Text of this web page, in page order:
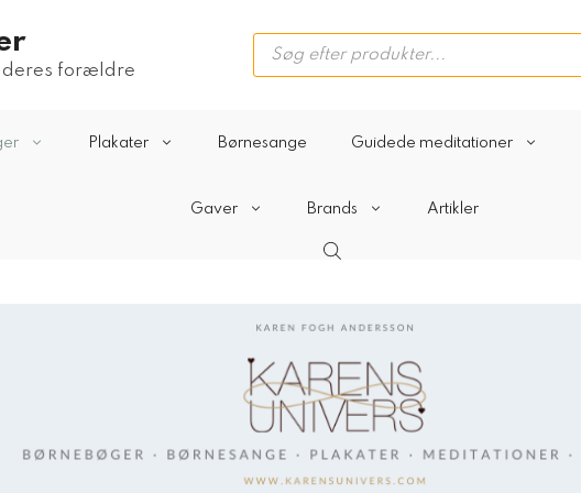
deres forældre
Products
search
Plakater Børnesange Guidede meditationer
Gaver Brands Artikler